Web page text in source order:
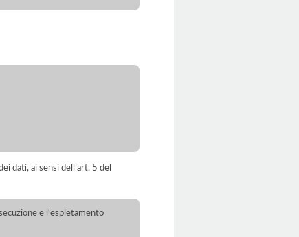
dati, ai sensi dell’art. 5 del
e l'espletamento